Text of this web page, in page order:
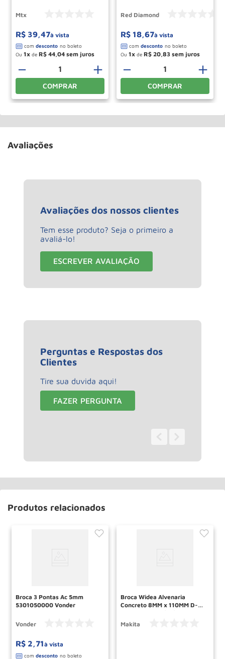
Mtx
R$ 39 47à vista
Ou 1 de R$ 44 04
＋
－
COMPRAR
Red Diamond
R$ 18 67à vista
Ou 1 de R$ 20 83
＋
－
COMPRAR
Avaliações
Avaliações dos nossos clientes
Tem esse produto? Seja o primeiro a
avaliá-lo!
ESCREVER AVALIAÇÃO
Perguntas e Respostas dos
Clientes
Tire sua duvida aqui!
FAZER PERGUNTA
Produtos relacionados
Broca 3 Pontas Ac 5mm
5301050000 Vonder
Vonder
R$ 2,71à vista
Broca Widea Alvenaria
Concreto 8MM x 110MM D-
Makita